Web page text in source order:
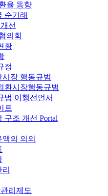
율 동향
순거래
선
의회
황
정
시장 행동규범
환시장행동규범
범 이행선언서
트
구조 개선 Portal
의 의의
리제도